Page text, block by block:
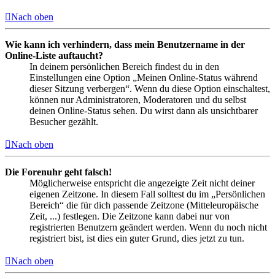
Nach oben
Wie kann ich verhindern, dass mein Benutzername in der
Online-Liste auftaucht?
In deinem persönlichen Bereich findest du in den
Einstellungen eine Option „Meinen Online-Status während
dieser Sitzung verbergen“. Wenn du diese Option einschaltest,
können nur Administratoren, Moderatoren und du selbst
deinen Online-Status sehen. Du wirst dann als unsichtbarer
Besucher gezählt.
Nach oben
Die Forenuhr geht falsch!
Möglicherweise entspricht die angezeigte Zeit nicht deiner
eigenen Zeitzone. In diesem Fall solltest du im „Persönlichen
Bereich“ die für dich passende Zeitzone (Mitteleuropäische
Zeit, ...) festlegen. Die Zeitzone kann dabei nur von
registrierten Benutzern geändert werden. Wenn du noch nicht
registriert bist, ist dies ein guter Grund, dies jetzt zu tun.
Nach oben